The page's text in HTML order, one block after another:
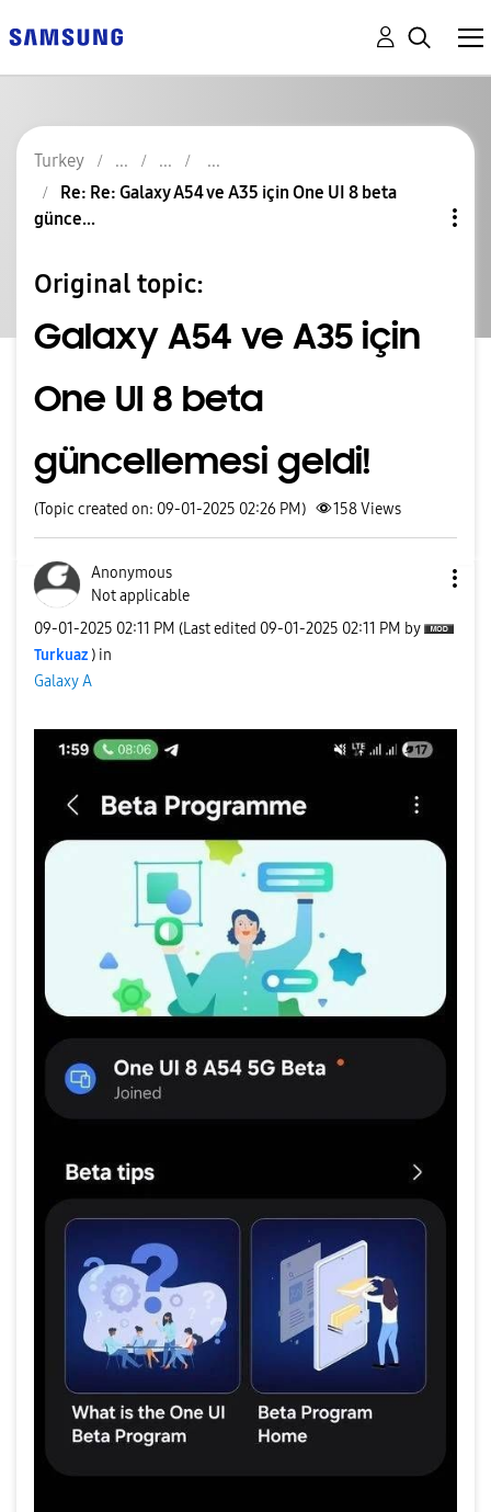
Turkey
Re: Re: Galaxy A54 ve A35 için One UI 8 beta
günce...
Original topic:
Galaxy A54 ve A35 için
One UI 8 beta
güncellemesi geldi!
(Topic created on: 09-01-2025 02:26 PM) 158Views
Anonymous
Not applicable
‎09-01-2025 02:11 PM (Last edited ‎09-01-2025 02:11 PM by
Turkuaz ) in
Galaxy A